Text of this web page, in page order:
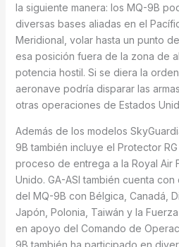
la siguiente manera: los MQ-9B
diversas bases aliadas en el
Meridional, volar hasta un punto
esa posición fuera de la zona de
potencia hostil. Si se diera la
aeronave podría disparar las
otras operaciones de Estados
Además de los modelos
9B también incluye el Protector
proceso de entrega a la Royal Air
Unido. GA-ASI también cuenta
del MQ-9B con Bélgica, Canadá,
Japón, Polonia, Taiwán y la
en apoyo del Comando de
9B también ha participado en